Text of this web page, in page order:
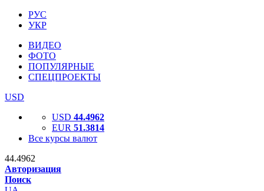
РУС
УКР
ВИДЕО
ФОТО
ПОПУЛЯРНЫЕ
СПЕЦПРОЕКТЫ
USD
USD 44.4962
EUR 51.3814
Все курсы валют
44.4962
Авторизация
Поиск